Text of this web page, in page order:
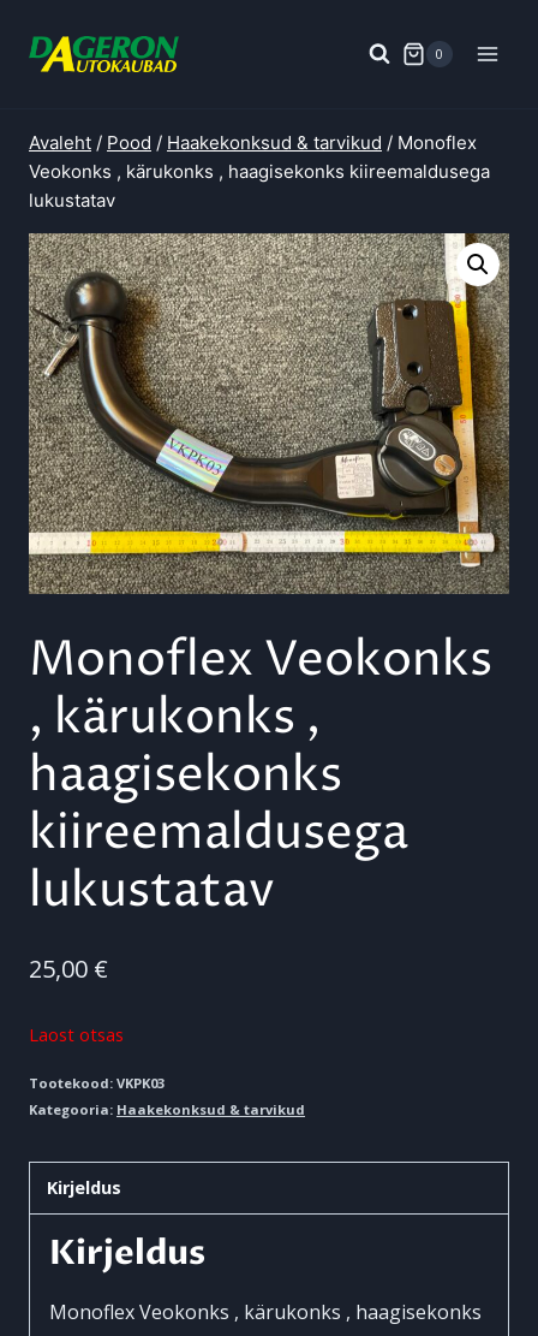
0
Avaleht / Pood / Haakekonksud & tarvikud / Monoflex
Veokonks , kärukonks , haagisekonks kiireemaldusega
lukustatav
Monoflex Veokonks
, kärukonks ,
haagisekonks
kiireemaldusega
lukustatav
25,00 €
Laost otsas
Tootekood: VKPK03
Kategooria: Haakekonksud & tarvikud
Kirjeldus
Kirjeldus
Monoflex Veokonks , kärukonks , haagisekonks